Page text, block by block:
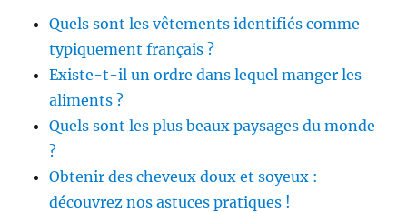
Quels sont les vêtements identifiés comme
typiquement français ?
Existe-t-il un ordre dans lequel manger les
aliments ?
Quels sont les plus beaux paysages du monde
?
Obtenir des cheveux doux et soyeux :
découvrez nos astuces pratiques !